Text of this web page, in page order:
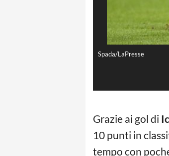
Spada/LaPresse
Grazie ai gol di
10 punti in
tempo con